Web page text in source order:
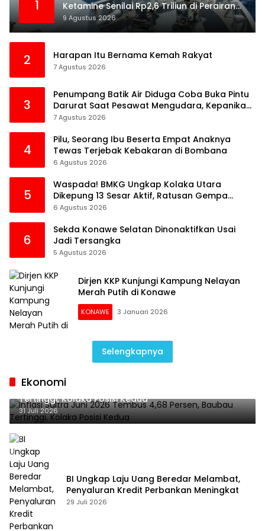
1
Ketamine Senilai Rp2,6 Triliun di Perairan
Kepri
9 Agustus 2026
2 Harapan Itu Bernama Kemah Rakyat
7 Agustus 2026
3
Penumpang Batik Air Diduga Coba Buka Pintu
Darurat Saat Pesawat Mengudara, Kepanikan
Pecah di Dalam Kabin
7 Agustus 2026
4
Pilu, Seorang Ibu Beserta Empat Anaknya
Tewas Terjebak Kebakaran di Bombana
6 Agustus 2026
5
Waspada! BMKG Ungkap Kolaka Utara
Dikepung 13 Sesar Aktif, Ratusan Gempa
Sudah Terekam
6 Agustus 2026
6
Sekda Konawe Selatan Dinonaktifkan Usai
Jadi Tersangka
5 Agustus 2026
Dirjen KKP Kunjungi Kampung Nelayan
Merah Putih di Konawe
KONAWE 3 Januari 2026
Selengkapnya
Ekonomi
Inflasi Sultra Juni 2026 Tembus 4,68 Persen, Baubau
Tertinggi, Kolaka Posisi Kedua
31 Juli 2026
BI Ungkap Laju Uang Beredar Melambat,
Penyaluran Kredit Perbankan Meningkat
29 Juli 2026